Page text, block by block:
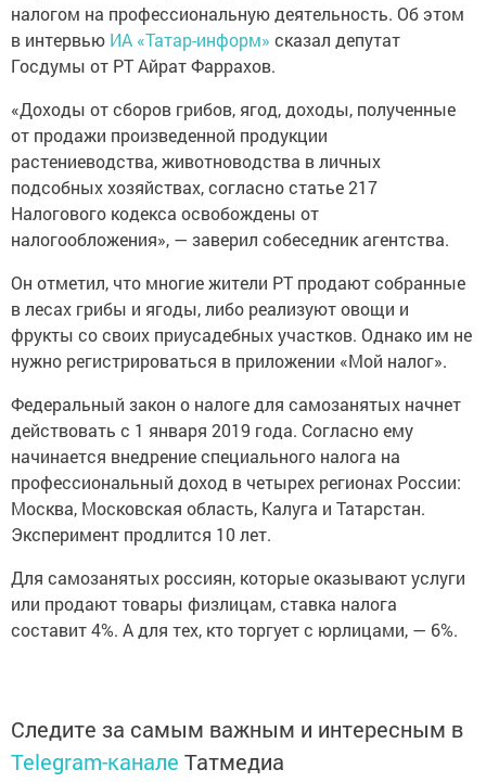
налогом на профессиональную деятельность. Об этом
в интервью ИА «Татар-информ» сказал депутат
Госдумы от РТ Айрат Фаррахов.
«Доходы от сборов грибов, ягод, доходы, полученные
от продажи произведенной продукции
растениеводства, животноводства в личных
подсобных хозяйствах, согласно статье 217
Налогового кодекса освобождены от
налогообложения», — заверил собеседник агентства.
Он отметил, что многие жители РТ продают собранные
в лесах грибы и ягоды, либо реализуют овощи и
фрукты со своих приусадебных участков. Однако им не
нужно регистрироваться в приложении «Мой налог».
Федеральный закон о налоге для самозанятых начнет
действовать с 1 января 2019 года. Согласно ему
начинается внедрение специального налога на
профессиональный доход в четырех регионах России:
Москва, Московская область, Калуга и Татарстан.
Эксперимент продлится 10 лет.
Для самозанятых россиян, которые оказывают услуги
или продают товары физлицам, ставка налога
составит 4%. А для тех, кто торгует с юрлицами, — 6%.
Следите за самым важным и интересным в
Telegram-канале Татмедиа